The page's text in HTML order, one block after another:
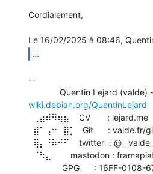
Cordialement,
...
--
wiki.debian.org/QuentinLejard